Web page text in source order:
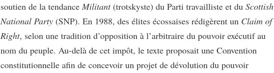
soutien de la tendance Militant (trotskyste) du Parti travailliste et du Scottish
National Party (SNP). En 1988, des élites écossaises rédigèrent un Claim of
Right, selon une tradition d’opposition à l’arbitraire du pouvoir exécutif au
nom du peuple. Au-delà de cet impôt, le texte proposait une Convention
constitutionnelle afin de concevoir un projet de dévolution du pouvoir